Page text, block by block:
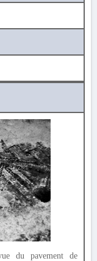
du pavement de